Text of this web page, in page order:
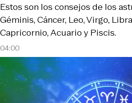
04:00
Estos son los consejos de los
Géminis, Cáncer, Leo, Virgo,
Capricornio, Acuario y Piscis.